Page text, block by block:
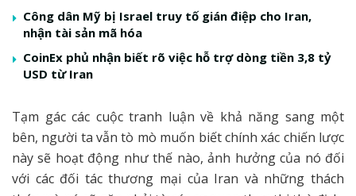
Công dân Mỹ bị Israel truy tố gián điệp cho Iran,
nhận tài sản mã hóa
CoinEx phủ nhận biết rõ việc hỗ trợ dòng tiền 3,8 tỷ
USD từ Iran
Tạm gác các cuộc tranh luận về khả năng sang một
bên, người ta vẫn tò mò muốn biết chính xác chiến lược
này sẽ hoạt động như thế nào, ảnh hưởng của nó đối
với các đối tác thương mại của Iran và những thách